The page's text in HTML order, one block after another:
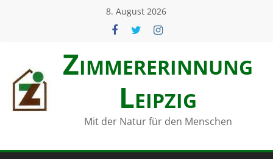
8. August 2026
Zimmerer­innung
Leipzig
Mit der Natur für den Menschen